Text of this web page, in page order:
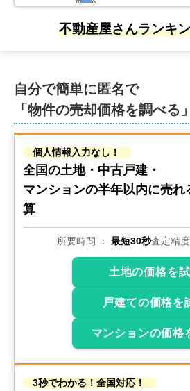
不動産屋さんランキ
自分で簡単に匿名で
「物件の売却価格を調べる」
個人情報入力なし！
全国の土地・中古戸建・
マンションの半年以内に売れ
算
所要時間 最短30秒査定精度
土地の価格を
戸建ての価格を
マンションの価格
3秒でわかる！全国対応！